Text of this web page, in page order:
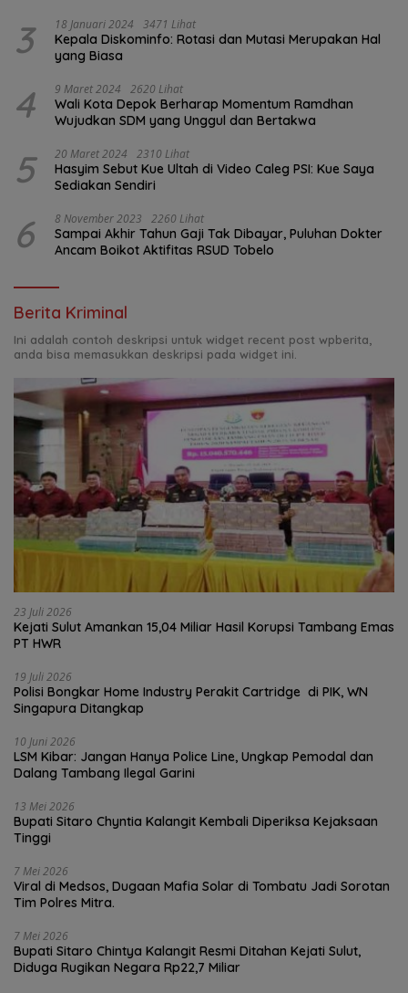
3 18 Januari 2024 3471 Lihat
Kepala Diskominfo: Rotasi dan Mutasi Merupakan Hal
yang Biasa
4 9 Maret 2024 2620 Lihat
Wali Kota Depok Berharap Momentum Ramdhan
Wujudkan SDM yang Unggul dan Bertakwa
5 20 Maret 2024 2310 Lihat
Hasyim Sebut Kue Ultah di Video Caleg PSI: Kue Saya
Sediakan Sendiri
6 8 November 2023 2260 Lihat
Sampai Akhir Tahun Gaji Tak Dibayar, Puluhan Dokter
Ancam Boikot Aktifitas RSUD Tobelo
Berita Kriminal
Ini adalah contoh deskripsi untuk widget recent post wpberita,
anda bisa memasukkan deskripsi pada widget ini.
23 Juli 2026
Kejati Sulut Amankan 15,04 Miliar Hasil Korupsi Tambang Emas
PT HWR
19 Juli 2026
Polisi Bongkar Home Industry Perakit Cartridge di PIK, WN
Singapura Ditangkap
10 Juni 2026
LSM Kibar: Jangan Hanya Police Line, Ungkap Pemodal dan
Dalang Tambang Ilegal Garini
13 Mei 2026
Bupati Sitaro Chyntia Kalangit Kembali Diperiksa Kejaksaan
Tinggi
7 Mei 2026
Viral di Medsos, Dugaan Mafia Solar di Tombatu Jadi Sorotan
Tim Polres Mitra.
7 Mei 2026
Bupati Sitaro Chintya Kalangit Resmi Ditahan Kejati Sulut,
Diduga Rugikan Negara Rp22,7 Miliar